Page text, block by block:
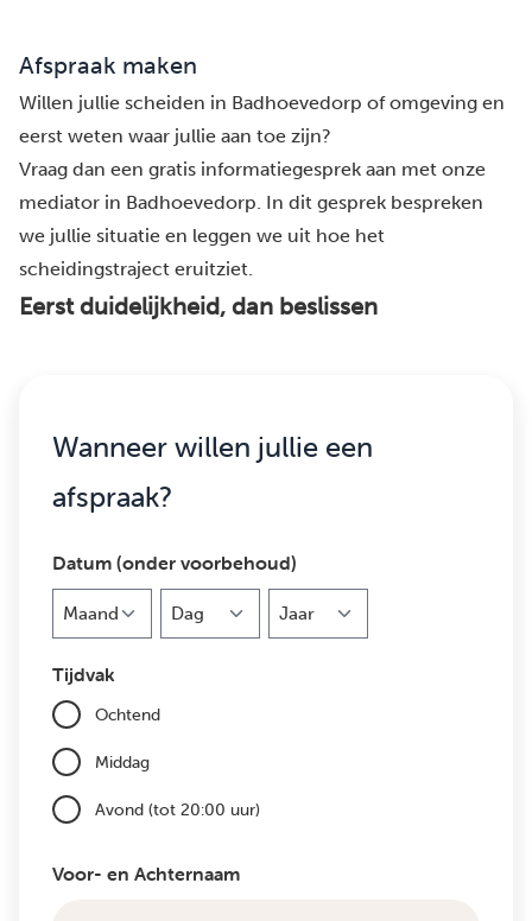
Afspraak maken
Willen jullie scheiden in Badhoevedorp of omgeving en
eerst weten waar jullie aan toe zijn?
Vraag dan een gratis informatiegesprek aan met onze
mediator in Badhoevedorp. In dit gesprek bespreken
we jullie situatie en leggen we uit hoe het
scheidingstraject eruitziet.
Eerst duidelijkheid, dan beslissen
Wanneer willen jullie een
afspraak?
Datum (onder voorbehoud)
Tijdvak
Ochtend
Middag
Avond (tot 20:00 uur)
Voor- en Achternaam